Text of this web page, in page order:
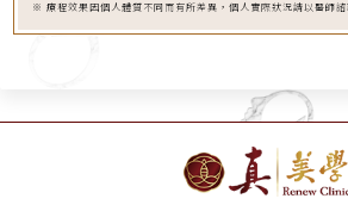
※ 療程效果因個人體質不同而有所差異，個人實際狀況請以醫師諮